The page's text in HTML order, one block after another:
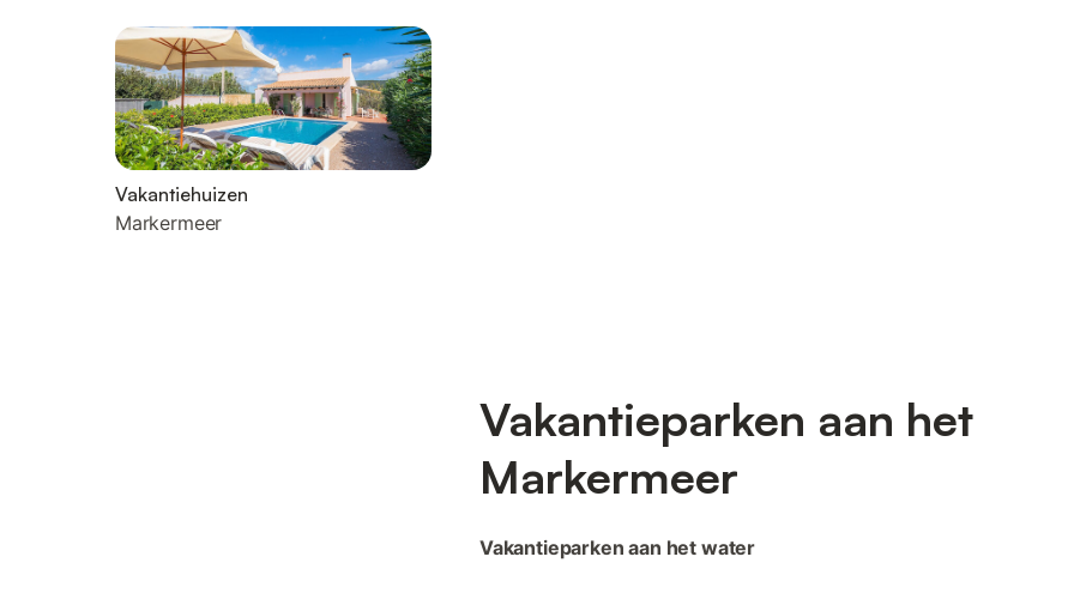
Vakantiehuizen
Markermeer
Vakantieparken aan het
Markermeer
Vakantieparken aan het water